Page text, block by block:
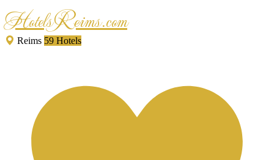
HotelsReims.com
Reims 59 Hotels